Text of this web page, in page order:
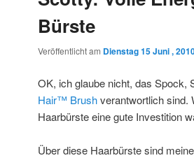
wechseln
Bürste
Veröffentlicht am Dienstag 15 Juni ,
OK, ich glaube nicht, das Spock,
Hair™ Brushverantwortlich sind.
Haarbürste eine gute Investition
Über diese Haarbürste sind